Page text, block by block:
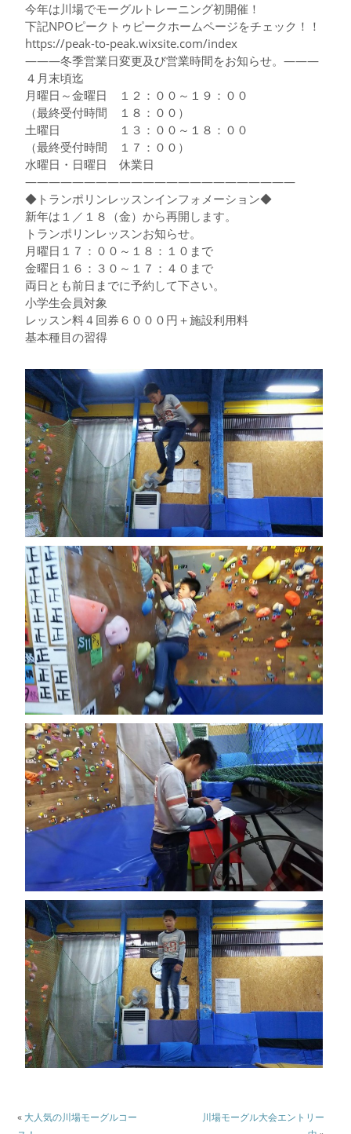
今年は川場でモーグルトレーニング初開催！
下記NPOピークトゥピークホームページをチェック！！
https://peak-to-peak.wixsite.com/index
———冬季営業日変更及び営業時間をお知らせ。———
４月末頃迄
月曜日～金曜日 １２：００～１９：００
（最終受付時間 １８：００）
土曜日 １３：００～１８：００
（最終受付時間 １７：００）
水曜日・日曜日 休業日
———————————————————————
◆トランポリンレッスンインフォメーション◆
新年は１／１８（金）から再開します。
トランポリンレッスンお知らせ。
月曜日１７：００～１８：１０まで
金曜日１６：３０～１７：４０まで
両日とも前日までに予約して下さい。
小学生会員対象
レッスン料４回券６０００円＋施設利用料
基本種目の習得
« 大人気の川場モーグルコー
川場モーグル大会エントリー